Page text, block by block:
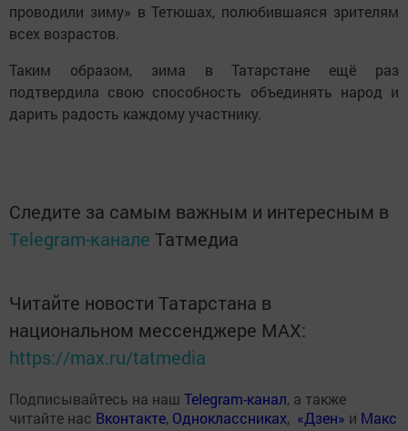
проводили зиму» в Тетюшах, полюбившаяся зрителям
всех возрастов.
Таким образом, зима в Татарстане ещё раз
подтвердила свою способность объединять народ и
дарить радость каждому участнику.
Следите за самым важным и интересным в
Telegram-канале Татмедиа
Читайте новости Татарстана в
национальном мессенджере MАХ:
https://max.ru/tatmedia
Подписывайтесь на наш Telegram-канал, а также
читайте нас Вконтакте, Одноклассниках, «Дзен» и Макс